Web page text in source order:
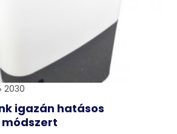
2030
igazán hatásos